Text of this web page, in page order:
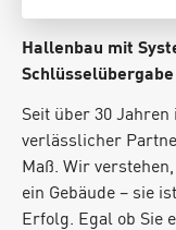
Hallenbau mit
Schlüsselübergabe
Seit über 30
verlässlicher
Maß. Wir
ein Gebäude – sie
Erfolg. Egal ob Sie